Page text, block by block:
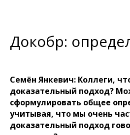
Докобр:
Семён Янкевич: Коллеги,
доказательный подход?
сформулировать общее
учитывая, что мы очень
доказательный подход